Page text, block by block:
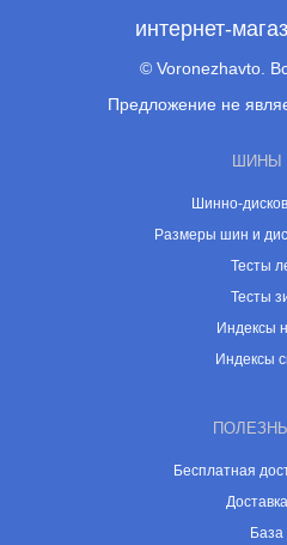
интернет-
© Voronezhavto.
Предложение не
ШИНЫ
Шинно-
Размеры шин и
Тесты
Тесты
Индексы
Индексы
Бесплатная
База